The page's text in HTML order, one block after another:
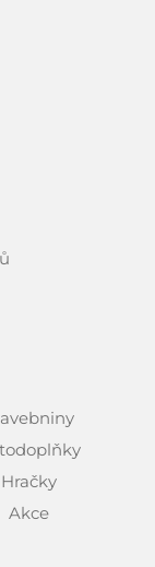
Hračky
Akce